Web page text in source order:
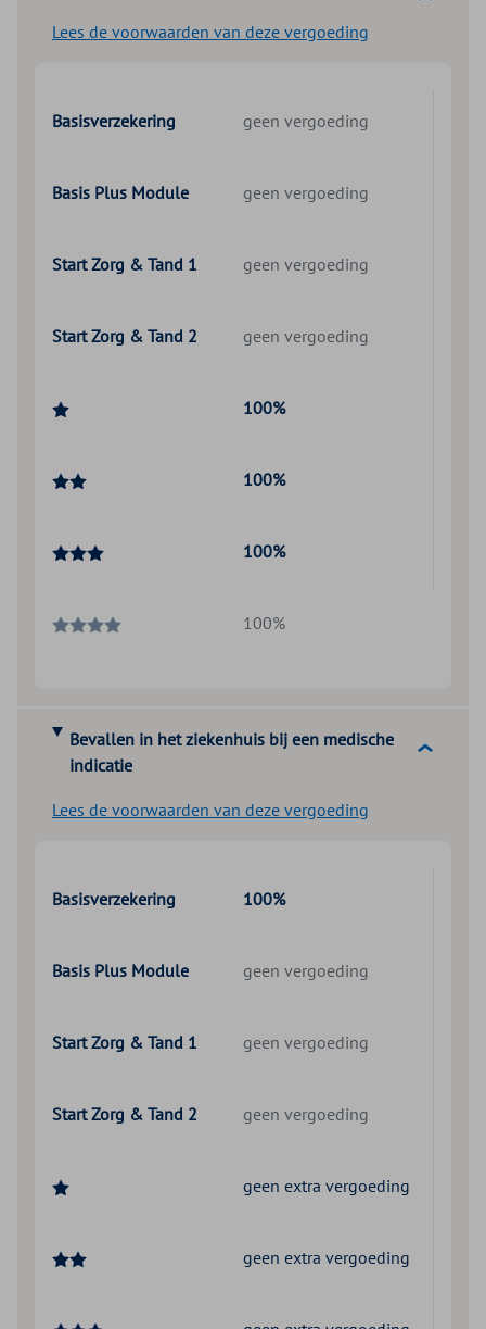
Lees de voorwaarden van deze vergoeding
Basisverzekering geen vergoeding
Basis Plus Module geen vergoeding
Start Zorg & Tand 1 geen vergoeding
Start Zorg & Tand 2 geen vergoeding
100%
100%
100%
100%
Bevallen in het ziekenhuis bij een medische
indicatie
Lees de voorwaarden van deze vergoeding
Basisverzekering 100%
Basis Plus Module geen vergoeding
Start Zorg & Tand 1 geen vergoeding
Start Zorg & Tand 2 geen vergoeding
geen extra vergoeding
geen extra vergoeding